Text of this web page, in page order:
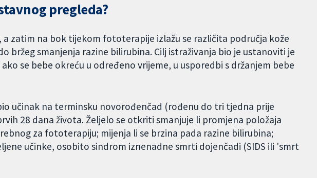
pregleda?
a zatim na bok tijekom fototerapije izlažu se različita područja kože
bržeg smanjenja razine bilirubina. Cilj istraživanja bio je ustanoviti je
se bebe okreću u određeno vrijeme, u usporedbi s držanjem bebe
učinak na terminsku novorođenčad (rođenu do tri tjedna prije
28 dana života. Željelo se otkriti smanjuje li promjena položaja
za fototerapiju; mijenja li se brzina pada razine bilirubina;
učinke, osobito sindrom iznenadne smrti dojenčadi (SIDS ili 'smrt